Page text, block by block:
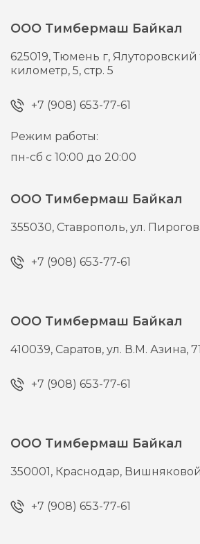
ООО Тимбермаш Байкал
625019,Тюмень г, Ялуторовский
километр, 5, стр. 5
+7 (908) 653-77-61
Режим работы:
пн-сб с 10:00 до 20:00
ООО Тимбермаш Байкал
355030, Ставрополь,ул.
+7 (908) 653-77-61
ООО Тимбермаш Байкал
410039, Саратов,ул. В.М. Азина, 71
+7 (908) 653-77-61
ООО Тимбермаш Байкал
350001, Краснодар,
+7 (908) 653-77-61